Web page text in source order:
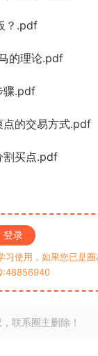
？.pdf
的理论.pdf
骤.pdf
的交易方式.pdf
割买点.pdf
登录
习使用，如果您已是
联系圈主删除！